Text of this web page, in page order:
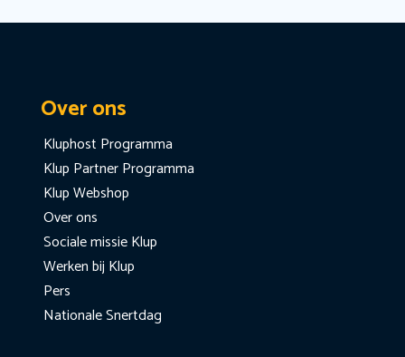
Over ons
Kluphost Programma
Klup Partner Programma
Klup Webshop
Over ons
Sociale missie Klup
Werken bij Klup
Pers
Nationale Snertdag